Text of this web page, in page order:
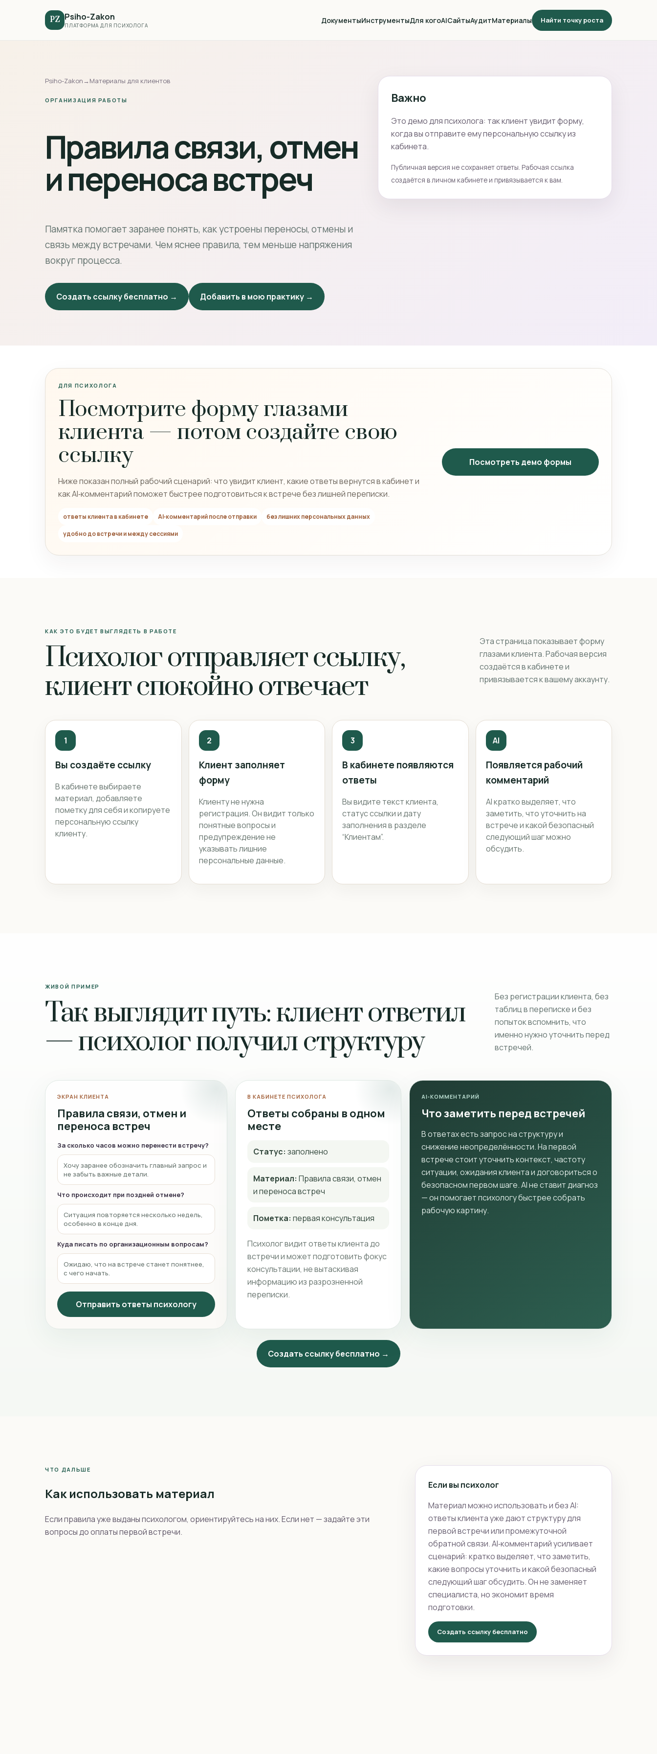
PZ Psiho-Zakon
ПЛАТФОРМА ДЛЯ ПСИХОЛОГА
ДокументыИнструментыДля когоAIСайтыАудитМатериалы Найти точку роста
Psiho-Zakon→Материалы для клиентов
ОРГАНИЗАЦИЯ РАБОТЫ
Правила связи, отмен
и переноса встреч
Памятка помогает заранее понять, как устроены переносы, отмены и
связь между встречами. Чем яснее правила, тем меньше напряжения
вокруг процесса.
Создать ссылку бесплатно → Добавить в мою практику →
Важно
Это демо для психолога: так клиент увидит форму,
когда вы отправите ему персональную ссылку из
кабинета.
Публичная версия не сохраняет ответы. Рабочая ссылка
создаётся в личном кабинете и привязывается к вам.
ДЛЯ ПСИХОЛОГА
Посмотрите форму глазами
клиента — потом создайте свою
ссылку
Ниже показан полный рабочий сценарий: что увидит клиент, какие ответы вернутся в кабинет и
как AI‑комментарий поможет быстрее подготовиться к встрече без лишней переписки.
ответы клиента в кабинете AI‑комментарий после отправки без лишних персональных данных
удобно до встречи и между сессиями
Посмотреть демо формы
КАК ЭТО БУДЕТ ВЫГЛЯДЕТЬ В РАБОТЕ
Психолог отправляет ссылку,
клиент спокойно отвечает
Эта страница показывает форму
глазами клиента. Рабочая версия
создаётся в кабинете и
привязывается к вашему аккаунту.
1
Вы создаёте ссылку
В кабинете выбираете
материал, добавляете
пометку для себя и копируете
персональную ссылку
клиенту.
2
Клиент заполняет
форму
Клиенту не нужна
регистрация. Он видит только
понятные вопросы и
предупреждение не
указывать лишние
персональные данные.
3
В кабинете появляются
ответы
Вы видите текст клиента,
статус ссылки и дату
заполнения в разделе
“Клиентам”.
AI
Появляется рабочий
комментарий
AI кратко выделяет, что
заметить, что уточнить на
встрече и какой безопасный
следующий шаг можно
обсудить.
ЖИВОЙ ПРИМЕР
Так выглядит путь: клиент ответил
— психолог получил структуру
Без регистрации клиента, без
таблиц в переписке и без
попыток вспомнить, что
именно нужно уточнить перед
встречей.
ЭКРАН КЛИЕНТА
Правила связи, отмен и
переноса встреч
За сколько часов можно перенести встречу?
Хочу заранее обозначить главный запрос и
не забыть важные детали.
Что происходит при поздней отмене?
Ситуация повторяется несколько недель,
особенно в конце дня.
Куда писать по организационным вопросам?
Ожидаю, что на встрече станет понятнее,
с чего начать.
Отправить ответы психологу
В КАБИНЕТЕ ПСИХОЛОГА
Ответы собраны в одном
месте
Статус: заполнено
Материал: Правила связи, отмен
и переноса встреч
Пометка: первая консультация
Психолог видит ответы клиента до
встречи и может подготовить фокус
консультации, не вытаскивая
информацию из разрозненной
переписки.
AI‑КОММЕНТАРИЙ
Что заметить перед встречей
В ответах есть запрос на структуру и
снижение неопределённости. На первой
встрече стоит уточнить контекст, частоту
ситуации, ожидания клиента и договориться о
безопасном первом шаге. AI не ставит диагноз
— он помогает психологу быстрее собрать
рабочую картину.
Создать ссылку бесплатно →
ЧТО ДАЛЬШЕ
Как использовать материал
Если правила уже выданы психологом, ориентируйтесь на них. Если нет — задайте эти
вопросы до оплаты первой встречи.
Если вы психолог
Материал можно использовать и без AI:
ответы клиента уже дают структуру для
первой встречи или промежуточной
обратной связи. AI‑комментарий усиливает
сценарий: кратко выделяет, что заметить,
какие вопросы уточнить и какой безопасный
следующий шаг обсудить. Он не заменяет
специалиста, но экономит время
подготовки.
Создать ссылку бесплатно